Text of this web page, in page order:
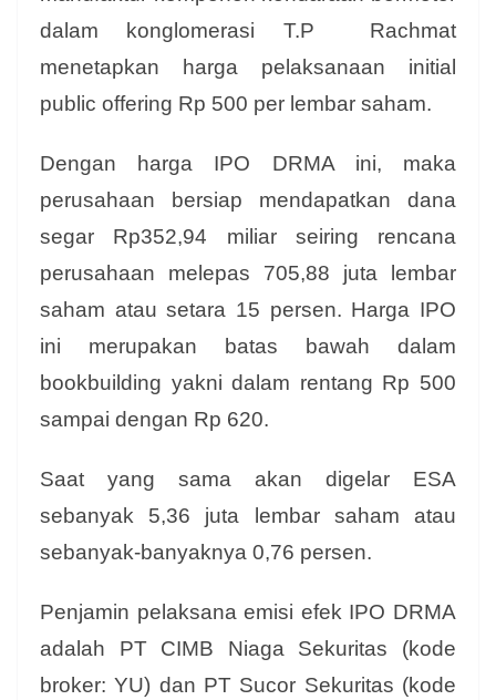
dalam konglomerasi T.P Rachmat
menetapkan harga pelaksanaan initial
public offering Rp 500 per lembar saham.
Dengan harga IPO DRMA ini, maka
perusahaan bersiap mendapatkan dana
segar Rp352,94 miliar seiring rencana
perusahaan melepas 705,88 juta lembar
saham atau setara 15 persen. Harga IPO
ini merupakan batas bawah dalam
bookbuilding yakni dalam rentang Rp 500
sampai dengan Rp 620.
Saat yang sama akan digelar ESA
sebanyak 5,36 juta lembar saham atau
sebanyak-banyaknya 0,76 persen.
Penjamin pelaksana emisi efek IPO DRMA
adalah PT CIMB Niaga Sekuritas (kode
broker: YU) dan PT Sucor Sekuritas (kode